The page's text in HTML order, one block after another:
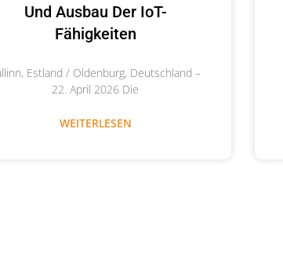
Und Ausbau Der IoT-
Fähigkeiten
Estland / Oldenburg, Deutschland –
22. April 2026 Die
WEITERLESEN